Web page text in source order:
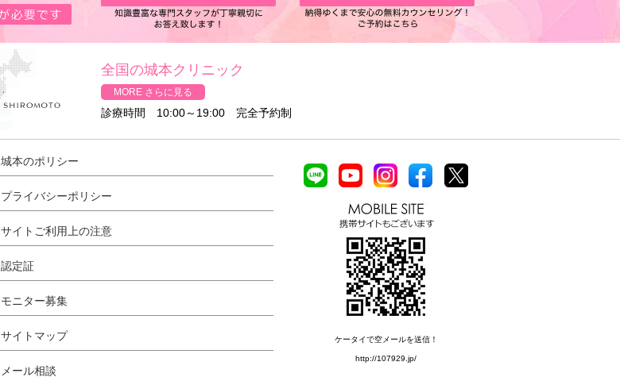
全国の城本クリニック
MORE さらに見る
診療時間 10:00～19:00 完全予約制
城本のポリシー
プライバシーポリシー
サイトご利用上の注意
認定証
モニター募集
サイトマップ
メール相談
ケータイで空メールを送信！
http://107929.jp/